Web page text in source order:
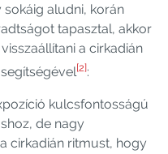
aludni, korán
tapasztal, akkor
a cirkadián
[2]:
kulcsfontosságú
de nagy
cirkadián ritmust, hogy